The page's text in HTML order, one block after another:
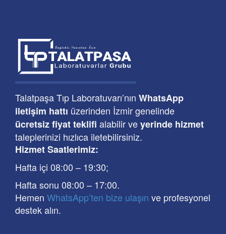
Talatpaşa Tıp Laboratuvarı’nın WhatsApp
iletişim hattı üzerinden İzmir genelinde
ücretsiz fiyat teklifi alabilir veyerinde hizmet
taleplerinizi hızlıca iletebilirsiniz.
Hizmet Saatlerimiz:
Hafta içi 08:00 – 19:30;
Hafta sonu 08:00 – 17:00.
Hemen WhatsApp’ten bize ulaşın ve profesyonel
destek alın.